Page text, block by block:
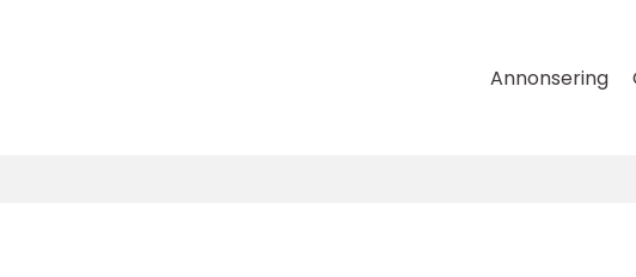
Annonsering